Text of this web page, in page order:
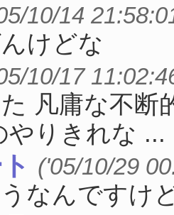
10/14
けどな
10/17
凡庸な不断
やりきれな ...
('05/10/29
なんです